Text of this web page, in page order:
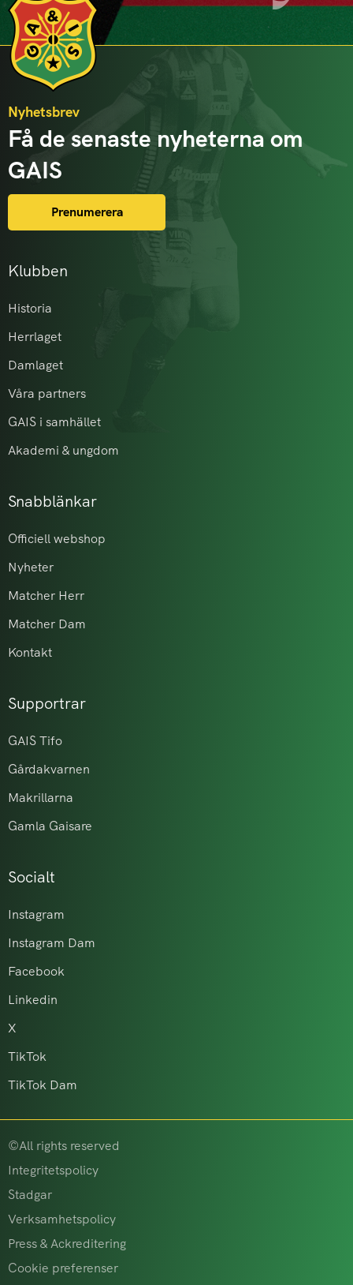
Klubben
Historia
Herrlaget
Damlaget
Våra partners
GAIS i samhället
Akademi & ungdom
Snabblänkar
Officiell webshop
Nyheter
Matcher Herr
Matcher Dam
Kontakt
Supportrar
GAIS Tifo
Gårdakvarnen
Makrillarna
Gamla Gaisare
Socialt
Instagram
Instagram Dam
Facebook
Linkedin
X
TikTok
TikTok Dam
Nyhetsbrev
Få de senaste nyheterna om
GAIS
Prenumerera
©All rights reserved
Integritetspolicy
Stadgar
Verksamhetspolicy
Press & Ackreditering
Cookie preferenser